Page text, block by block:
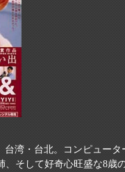
台湾・台北。コンピュー
、そして好奇心旺盛な8歳